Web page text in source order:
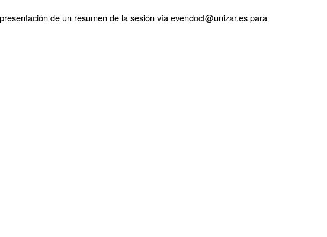
de un resumen de la sesión vía evendoct@unizar.espara